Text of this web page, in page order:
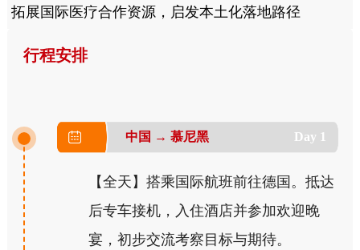
拓展国际医疗合作资源，启发本土化落地路径
行程安排
Day 1
中国 → 慕尼黑
【全天】搭乘国际航班前往德国。抵达
后专车接机，入住酒店并参加欢迎晚
宴，初步交流考察目标与期待。